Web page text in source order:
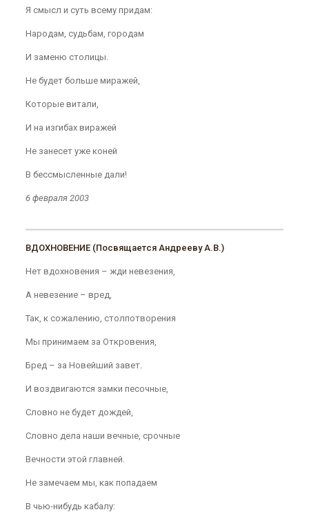
Я смысл и суть всему придам:
Народам, судьбам, городам
И заменю столицы.
Не будет больше миражей,
Которые витали,
И на изгибах виражей
Не занесет уже коней
В бессмысленные дали!
6 февраля 2003
ВДОХНОВЕНИЕ (Посвящается Андрееву А.В.)
Нет вдохновения – жди невезения,
А невезение – вред,
Так, к сожалению, столпотворения
Мы принимаем за Откровения,
Бред – за Новейший завет.
И воздвигаются замки песочные,
Словно не будет дождей,
Словно дела наши вечные, срочные
Вечности этой главней.
Не замечаем мы, как попадаем
В чью-нибудь кабалу: